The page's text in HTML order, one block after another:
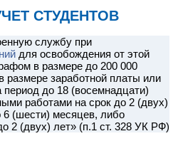
СТУДЕНТОВ
службу при
для освобождения от этой
в размере до 200 000
размере заработной платы или
период до 18 (восемнадцати)
работами на срок до 2 (двух)
6 (шести) месяцев, либо
2 (двух) лет» (п.1 ст. 328 УК РФ)